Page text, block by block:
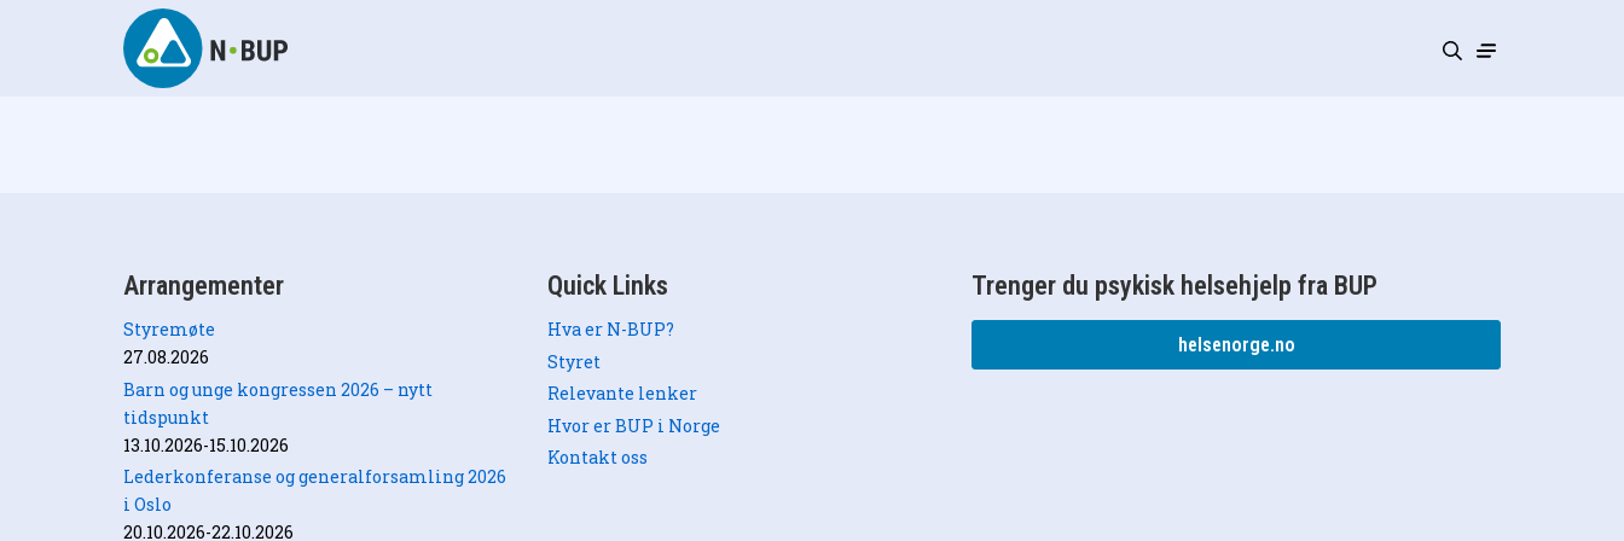
Arrangementer
Styremøte
27.08.2026
Barn og unge kongressen 2026 – nytt
tidspunkt
13.10.2026-15.10.2026
Lederkonferanse og generalforsamling 2026
i Oslo
20.10.2026-22.10.2026
Quick Links
Hva er N-BUP?
Styret
Relevante lenker
Hvor er BUP i Norge
Kontakt oss
Trenger du psykisk helsehjelp fra BUP
helsenorge.no